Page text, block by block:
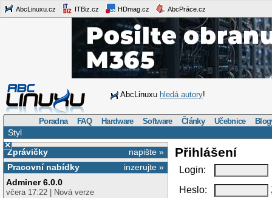
AbcLinuxu.cz ITBiz.cz HDmag.cz AbcPráce.cz
AbcLinuxu hledá autory!
Poradna FAQ Hardware Software Články Učebnice
Styl
×
napište »
Zprávičky
inzerujte »
Pracovní nabídky
Adminer 6.0.0
včera 17:22 | Nová verze
Přihlášení
Login:
Heslo: